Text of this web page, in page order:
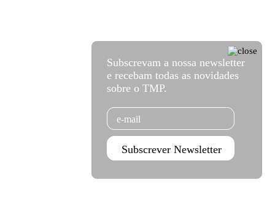
Subscrevam a nossa newsletter
e recebam todas as novidades
sobre o TMP.
Email
Subscrever Newsletter